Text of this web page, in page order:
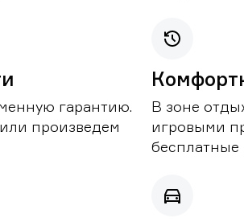
гарантию.
произведем
В зоне
игровыми
бесплатные